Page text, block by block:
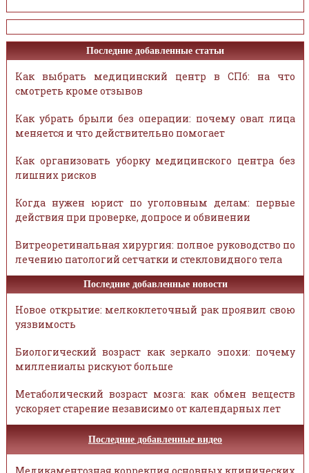
Последние добавленные статьи
Как выбрать медицинский центр в СПб: на что
смотреть кроме отзывов
Как убрать брыли без операции: почему овал лица
меняется и что действительно помогает
Как организовать уборку медицинского центра без
лишних рисков
Когда нужен юрист по уголовным делам: первые
действия при проверке, допросе и обвинении
Витреоретинальная хирургия: полное руководство по
лечению патологий сетчатки и стекловидного тела
Последние добавленные новости
Новое открытие: мелкоклеточный рак проявил свою
уязвимость
Биологический возраст как зеркало эпохи: почему
миллениалы рискуют больше
Метаболический возраст мозга: как обмен веществ
ускоряет старение независимо от календарных лет
Последние добавленные видео